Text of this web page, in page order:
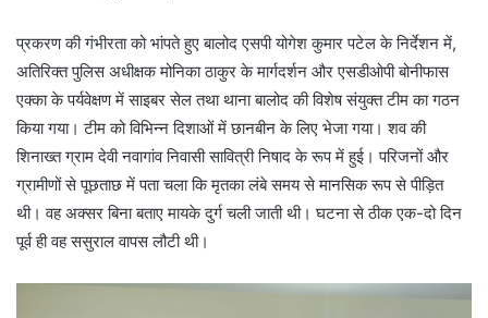
प्रकरण की गंभीरता को भांपते हुए बालोद एसपी योगेश कुमार पटेल के निर्देशन में,
अतिरिक्त पुलिस अधीक्षक मोनिका ठाकुर के मार्गदर्शन और एसडीओपी बोनीफास
एक्का के पर्यवेक्षण में साइबर सेल तथा थाना बालोद की विशेष संयुक्त टीम का गठन
किया गया। टीम को विभिन्न दिशाओं में छानबीन के लिए भेजा गया। शव की
शिनाख्त ग्राम देवी नवागांव निवासी सावित्री निषाद के रूप में हुई। परिजनों और
ग्रामीणों से पूछताछ में पता चला कि मृतका लंबे समय से मानसिक रूप से पीड़ित
थी। वह अक्सर बिना बताए मायके दुर्ग चली जाती थी। घटना से ठीक एक-दो दिन
पूर्व ही वह ससुराल वापस लौटी थी।